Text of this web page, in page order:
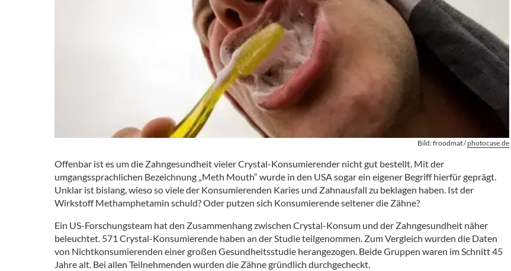
Bild: froodmat /photocase.de
Offenbar ist es um die Zahngesundheit vieler Crystal-Konsumierender nicht gut bestellt. Mit der
umgangssprachlichen Bezeichnung „Meth Mouth“ wurde in den USA sogar ein eigener Begriff hierfür geprägt.
Unklar ist bislang, wieso so viele der Konsumierenden Karies und Zahnausfall zu beklagen haben. Ist der
Wirkstoff Methamphetamin schuld? Oder putzen sich Konsumierende seltener die Zähne?
Ein US-Forschungsteam hat den Zusammenhang zwischen Crystal-Konsum und der Zahngesundheit näher
beleuchtet. 571 Crystal-Konsumierende haben an der Studie teilgenommen. Zum Vergleich wurden die Daten
von Nichtkonsumierenden einer großen Gesundheitsstudie herangezogen. Beide Gruppen waren im Schnitt 45
Jahre alt. Bei allen Teilnehmenden wurden die Zähne gründlich durchgecheckt.